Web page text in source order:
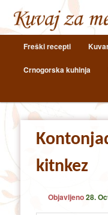
Skip
to
primary
Skip
to
secondary
Freški recepti
Crnogorska kuhinja
kitnkez
Objavljeno28.